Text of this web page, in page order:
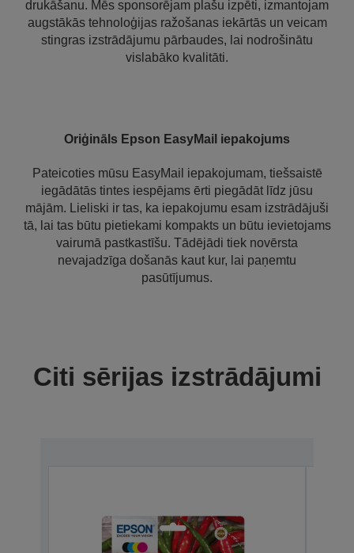
drukāšanu. Mēs sponsorējam plašu izpēti, izmantojam
augstākās tehnoloģijas ražošanas iekārtās un veicam
stingras izstrādājumu pārbaudes, lai nodrošinātu
vislabāko kvalitāti.
Oriģināls Epson EasyMail iepakojums
Pateicoties mūsu EasyMail iepakojumam, tiešsaistē
iegādātās tintes iespējams ērti piegādāt līdz jūsu
mājām. Lieliski ir tas, ka iepakojumu esam izstrādājuši
tā, lai tas būtu pietiekami kompakts un būtu ievietojams
vairumā pastkastīšu. Tādējādi tiek novērsta
nevajadzīga došanās kaut kur, lai paņemtu
pasūtījumus.
Citi sērijas izstrādājumi